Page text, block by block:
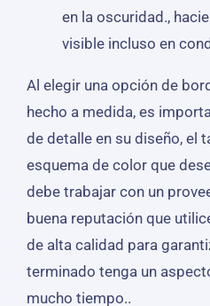
en la oscuridad.,
visible incluso en
Al elegir una opción de
hecho a medida, es
de detalle en su diseño, el
esquema de color que
debe trabajar con un
buena reputación que
de alta calidad para
terminado tenga un
mucho tiempo..